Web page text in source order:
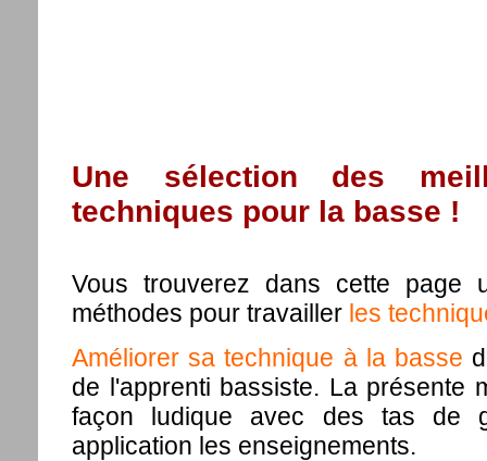
Une sélection des
techniques pour la basse !
Vous trouverez dans cette page
méthodes pour travailler les
Améliorer sa technique à la basse
de l'apprenti bassiste. La présente
façon ludique avec des tas de
application les enseignements.